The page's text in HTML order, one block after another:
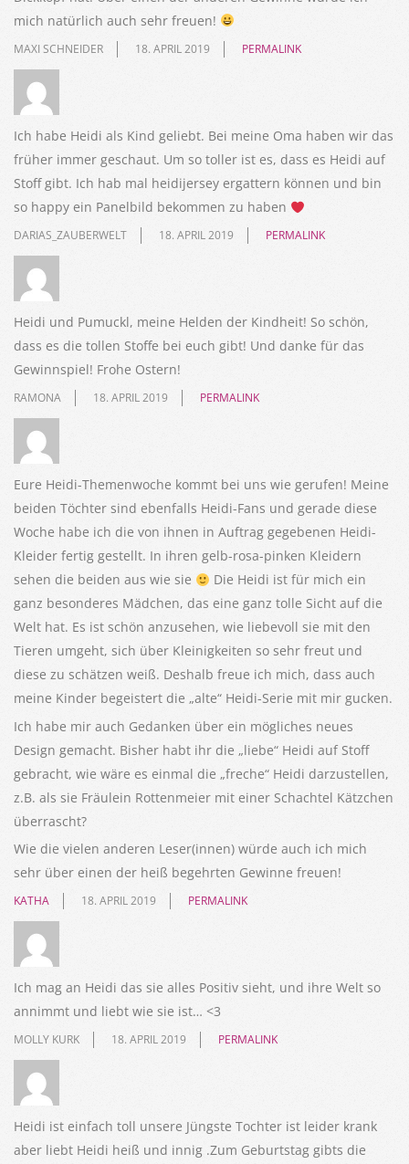
mich natürlich auch sehr freuen!
MAXI SCHNEIDER 18. APRIL 2019 PERMALINK
Ich habe Heidi als Kind geliebt. Bei meine Oma haben wir das
früher immer geschaut. Um so toller ist es, dass es Heidi auf
Stoff gibt. Ich hab mal heidijersey ergattern können und bin
so happy ein Panelbild bekommen zu haben
DARIAS_ZAUBERWELT 18. APRIL 2019 PERMALINK
Heidi und Pumuckl, meine Helden der Kindheit! So schön,
dass es die tollen Stoffe bei euch gibt! Und danke für das
Gewinnspiel! Frohe Ostern!
RAMONA 18. APRIL 2019 PERMALINK
Eure Heidi-Themenwoche kommt bei uns wie gerufen! Meine
beiden Töchter sind ebenfalls Heidi-Fans und gerade diese
Woche habe ich die von ihnen in Auftrag gegebenen Heidi-
Kleider fertig gestellt. In ihren gelb-rosa-pinken Kleidern
sehen die beiden aus wie sie
Die Heidi ist für mich ein
ganz besonderes Mädchen, das eine ganz tolle Sicht auf die
Welt hat. Es ist schön anzusehen, wie liebevoll sie mit den
Tieren umgeht, sich über Kleinigkeiten so sehr freut und
diese zu schätzen weiß. Deshalb freue ich mich, dass auch
meine Kinder begeistert die „alte“ Heidi-Serie mit mir gucken.
Ich habe mir auch Gedanken über ein mögliches neues
Design gemacht. Bisher habt ihr die „liebe“ Heidi auf Stoff
gebracht, wie wäre es einmal die „freche“ Heidi darzustellen,
z.B. als sie Fräulein Rottenmeier mit einer Schachtel Kätzchen
überrascht?
Wie die vielen anderen Leser(innen) würde auch ich mich
sehr über einen der heiß begehrten Gewinne freuen!
KATHA 18. APRIL 2019 PERMALINK
Ich mag an Heidi das sie alles Positiv sieht, und ihre Welt so
annimmt und liebt wie sie ist… <3
MOLLY KURK 18. APRIL 2019 PERMALINK
Heidi ist einfach toll unsere Jüngste Tochter ist leider krank
aber liebt Heidi heiß und innig .Zum Geburtstag gibts die